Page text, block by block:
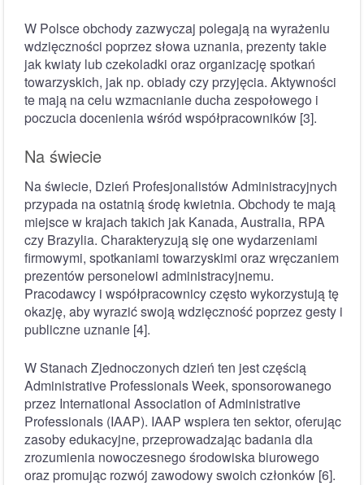
W Polsce obchody zazwyczaj polegają na wyrażeniu
wdzięczności poprzez słowa uznania, prezenty takie
jak kwiaty lub czekoladki oraz organizację spotkań
towarzyskich, jak np. obiady czy przyjęcia. Aktywności
te mają na celu wzmacnianie ducha zespołowego i
poczucia docenienia wśród współpracowników [3].
Na świecie
Na świecie, Dzień Profesjonalistów Administracyjnych
przypada na ostatnią środę kwietnia. Obchody te mają
miejsce w krajach takich jak Kanada, Australia, RPA
czy Brazylia. Charakteryzują się one wydarzeniami
firmowymi, spotkaniami towarzyskimi oraz wręczaniem
prezentów personelowi administracyjnemu.
Pracodawcy i współpracownicy często wykorzystują tę
okazję, aby wyrazić swoją wdzięczność poprzez gesty i
publiczne uznanie [4].
W Stanach Zjednoczonych dzień ten jest częścią
Administrative Professionals Week, sponsorowanego
przez International Association of Administrative
Professionals (IAAP). IAAP wspiera ten sektor, oferując
zasoby edukacyjne, przeprowadzając badania dla
zrozumienia nowoczesnego środowiska biurowego
oraz promując rozwój zawodowy swoich członków [6].